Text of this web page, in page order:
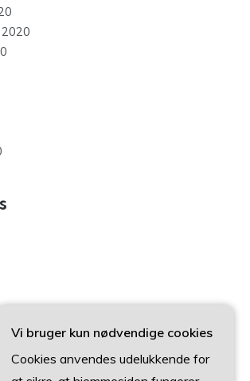
Vi bruger kun nødvendige cookies
Cookies anvendes udelukkende for